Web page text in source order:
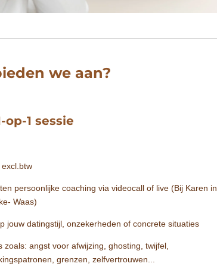
we aan?
op-1 sessie
persoonlijke coaching via videocall of live (Bij Karen in
Waas)
jouw datingstijl, onzekerheden of concrete situaties
zoals: angst voor afwijzing, ghosting, twijfel,
grenzen, zelfvertrouwen...